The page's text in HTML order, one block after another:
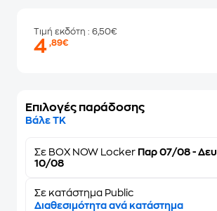
Τιμή εκδότη : 6,50€
4,89€
Επιλογές παράδοσης
Βάλε ΤΚ
Σε BOX NOW Locker Παρ 07/08 - Δευ
10/08
Σε κατάστημα Public
Διαθεσιμότητα ανά κατάστημα